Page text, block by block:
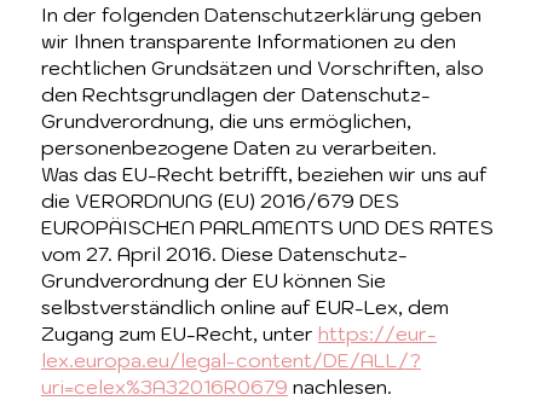
In der folgenden Datenschutzerklärung geben
wir Ihnen transparente Informationen zu den
rechtlichen Grundsätzen und Vorschriften, also
den Rechtsgrundlagen der Datenschutz-
Grundverordnung, die uns ermöglichen,
personenbezogene Daten zu verarbeiten.
Was das EU-Recht betrifft, beziehen wir uns auf
die VERORDNUNG (EU) 2016/679 DES
EUROPÄISCHEN PARLAMENTS UND DES RATES
vom 27. April 2016. Diese Datenschutz-
Grundverordnung der EU können Sie
selbstverständlich online auf EUR-Lex, dem
Zugang zum EU-Recht, unter https://eur-
lex.europa.eu/legal-content/DE/ALL/?
uri=celex%3A32016R0679 nachlesen.